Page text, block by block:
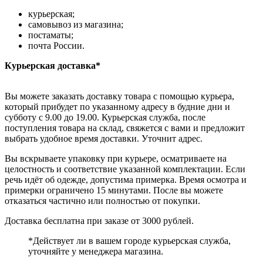
курьерская;
самовывоз из магазина;
постаматы;
почта России.
Курьерская доставка*
Вы можете заказать доставку товара с помощью курьера,
который прибудет по указанному адресу в будние дни и
субботу с 9.00 до 19.00. Курьерская служба, после
поступления товара на склад, свяжется с вами и предложит
выбрать удобное время доставки. Уточнит адрес.
Вы вскрываете упаковку при курьере, осматриваете на
целостность и соответствие указанной комплектации. Если
речь идёт об одежде, допустима примерка. Время осмотра и
примерки ограничено 15 минутами. После вы можете
отказаться частично или полностью от покупки.
Доставка бесплатна при заказе от 3000 рублей.
*Действует ли в вашем городе курьерская служба,
уточняйте у менеджера магазина.